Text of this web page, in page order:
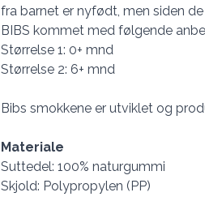
fra barnet er nyfødt, men siden
BIBS kommet med følgende
Størrelse 1: 0+ mnd
Størrelse 2: 6+ mnd
Bibs smokkene er utviklet og
Materiale
Suttedel: 100% naturgummi
Skjold: Polypropylen (PP)